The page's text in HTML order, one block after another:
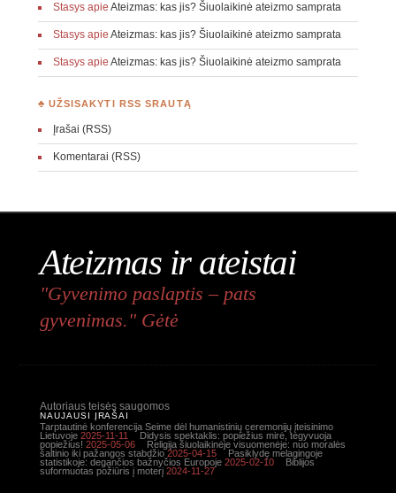
Stasysapie Ateizmas: kas jis? Šiuolaikinė ateizmo samprata
Stasysapie Ateizmas: kas jis? Šiuolaikinė ateizmo samprata
Stasysapie Ateizmas: kas jis? Šiuolaikinė ateizmo samprata
♣ UŽSISAKYTI RSS SRAUTĄ
Įrašai (RSS)
Komentarai (RSS)
Ateizmas ir ateistai
"Gyvenimo paslaptis – pats
gyvenimas." Gėtė
Autoriaus teisės saugomos
NAUJAUSI ĮRAŠAI
Tarptautinė konferencija Seime dėl humanistinių ceremonijų įteisinimo
Lietuvoje 2025-11-11
Didysis spektaklis: popiežius mirė, tegyvuoja
popiežius! 2025-05-06
Religija šiuolaikinėje visuomenėje: nuo moralės
šaltinio iki pažangos stabdžio 2025-04-15
Pasiklydę melagingoje
statistikoje: degančios bažnyčios Europoje 2025-02-10
Biblijos
suformuotas požiūris į moterį 2024-11-27